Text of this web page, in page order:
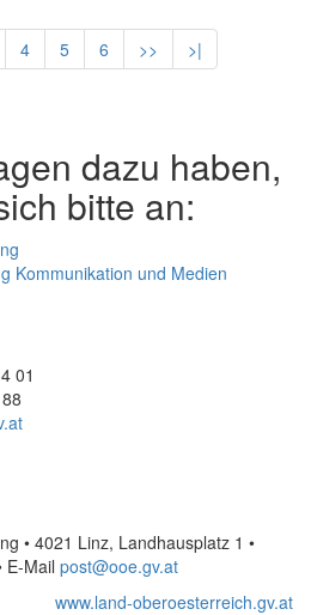
4 5 6 >> >|
dazu haben,
bitte an:
Kommunikation und Medien
01
• 4021 Linz, Landhausplatz 1 •
E-Mail post@ooe.gv.at
www.land-oberoesterreich.gv.at